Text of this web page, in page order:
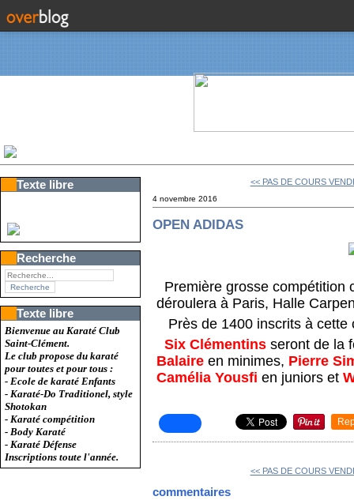
Texte libre
Recherche
Texte libre
Bienvenue au Karaté Club
Saint-Clément.
Le club propose du karaté
pour toutes et pour tous :
- Ecole de karaté Enfants
- Karaté-Do Traditionel, style
Shotokan
- Karaté compétition
- Body Karaté
- Karaté Défense
Inscriptions toute l'année.
<< PAS DE COURS
4 novembre 2016
OPEN ADIDAS
Première grosse compétition
déroulera à Paris, Halle
Près de 1400 inscrits à cette
Six Clémentins seront de la
Balaire en minimes, Pierre
Camélia Yousfi en juniors et
<< PAS DE COURS
commentaires